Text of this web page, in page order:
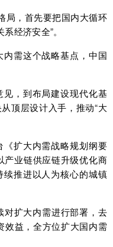
局，首先要把国内大循环
经济安全”。
需这个战略基点，中国
，到布局建设现代化基
顶层设计入手，推动“大
扩大内需战略规划纲要
产业链供应链升级优化商
推进以人为核心的城镇
对扩大内需进行部署，去
效益，全方位扩大国内需